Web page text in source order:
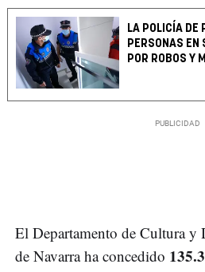
LA POLICÍA DE
PERSONAS
POR ROBOS Y
El Departamento de Cultura y
de Navarra ha concedido